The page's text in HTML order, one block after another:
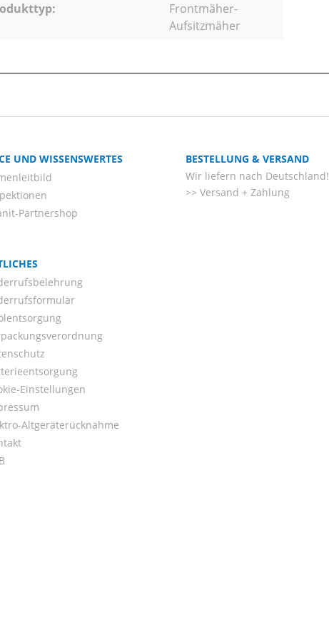
Frontmäher-
Aufsitzmäher
UND WISSENSWERTES
Partnershop
Einstellungen
Altgeräterücknahme
BESTELLUNG & VERSAND
Wir liefern nach Deutschland!
Versand + Zahlung